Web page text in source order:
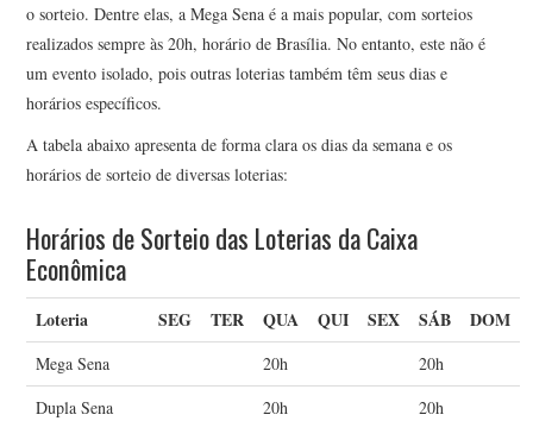
o sorteio. Dentre elas, a Mega Sena é a mais popular, com sorteios
realizados sempre às 20h, horário de Brasília. No entanto, este não é
um evento isolado, pois outras loterias também têm seus dias e
horários específicos.
A tabela abaixo apresenta de forma clara os dias da semana e os
horários de sorteio de diversas loterias:
Horários de Sorteio das Loterias da Caixa
Econômica
Loteria SEG TER QUA QUI SEX SÁB DOM
Mega Sena 20h
20h
Dupla Sena
20h
20h